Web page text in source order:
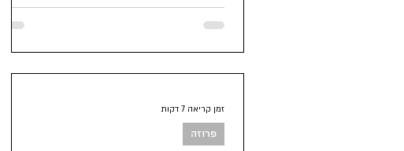
פרוזה
זמן קריאה 7 דקות